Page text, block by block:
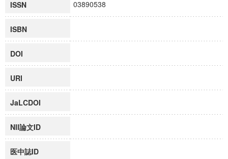
ISSN 03890538
ISBN
DOI
URI
JaLCDOI
NII論文ID
医中誌ID